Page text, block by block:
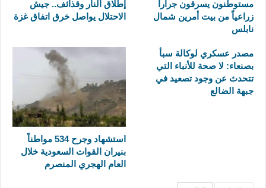
مستوطنون يسرقون جراراً
زراعياً من بيت أمرين شمال
نابلس
إطلاق النار وقذائف.. جيش
الاحتلال يواصل خرق اتفاق غزة
مصدر عسكري لوكالة سبأ
بصنعاء: لا صحة للأنباء التي
تتحدث عن وجود تصعيد في
جبهة الضالع
استشهاد وجرح 534 مواطناً
بنيران القوات السعودية خلال
العام الهجري المنصرم